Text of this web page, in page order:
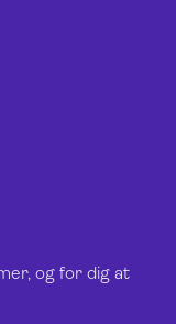
og for dig at